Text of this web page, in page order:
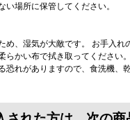
い場所に保管してください。
め、湿気が大敵です。 お手入れ
らかい布で拭き取ってください
恐れがありますので、食洗機、